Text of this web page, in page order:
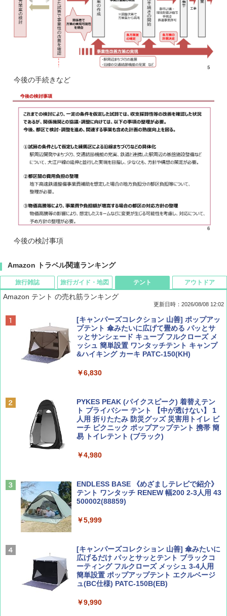
今後の手続きなど
今後の検討事項
Amazon トラベル関連ランキング
旅行雑誌
BE-PAL(ビ-パル) 2026年 9 月号【特別付録:
SOTO ミニマル"旅"財布 ランダム2種】
￥1,500
￥713
AIRLINE（エアライン）2026年9月号【特
集】ボーイング110周年を祝して！
￥1,760
旅行ガイド・地図
D40 地球の歩き方 チェンマイ タイ北部の魅
力的な町 2026～2027 地球の歩き方D アジア
￥2,079
￥2,695
球の歩き方A ヨーロッパ
A26 地球の歩き方 チェコ ポーランド スロヴ
ァキア 2026～2027 地球の歩き方A ヨーロッ
テント
Amazon テント の売れ筋ランキング
更新日時：2026/08/08 12:02
[キャンパーズコレクション 山善] ポップアッ
プテント 傘みたいに広げて畳める パッとサ
ッとサンシェード キューブ フルクローズ メ
ッシュ 簡単設置 ワンタッチテント キャンプ
&ハイキング カーキ PATC-150(KH)
￥6,830
PYKES PEAK (パイクスピーク) 着替えテン
ト プライバシー テント 【中が透けない】 1
人用 折りたたみ 防災グッズ 災害用トイレ ビ
ーチ ピクニック ポップアップテント 携帯 簡
易 トイレテント (ブラック)
￥4,980
ENDLESS BASE 《めざましテレビで紹介》
テント ワンタッチ RENEW 幅200 2-3人用 43
500002(88859)
￥5,999
[キャンパーズコレクション 山善] 傘みたいに
広げるだけ パッとサッとテント ブラックコ
ーティング フルクローズ メッシュ 3-4人用
簡単設置 ポップアップテント エクルベージ
ュ(BC仕様) PATC-150B(EB)
￥9,990
アウトドア